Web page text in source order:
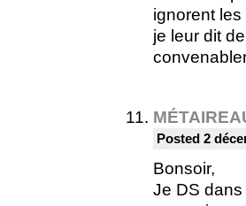
ignorent
je leur dit
Posted 2
Bonsoir,
Je DS dans